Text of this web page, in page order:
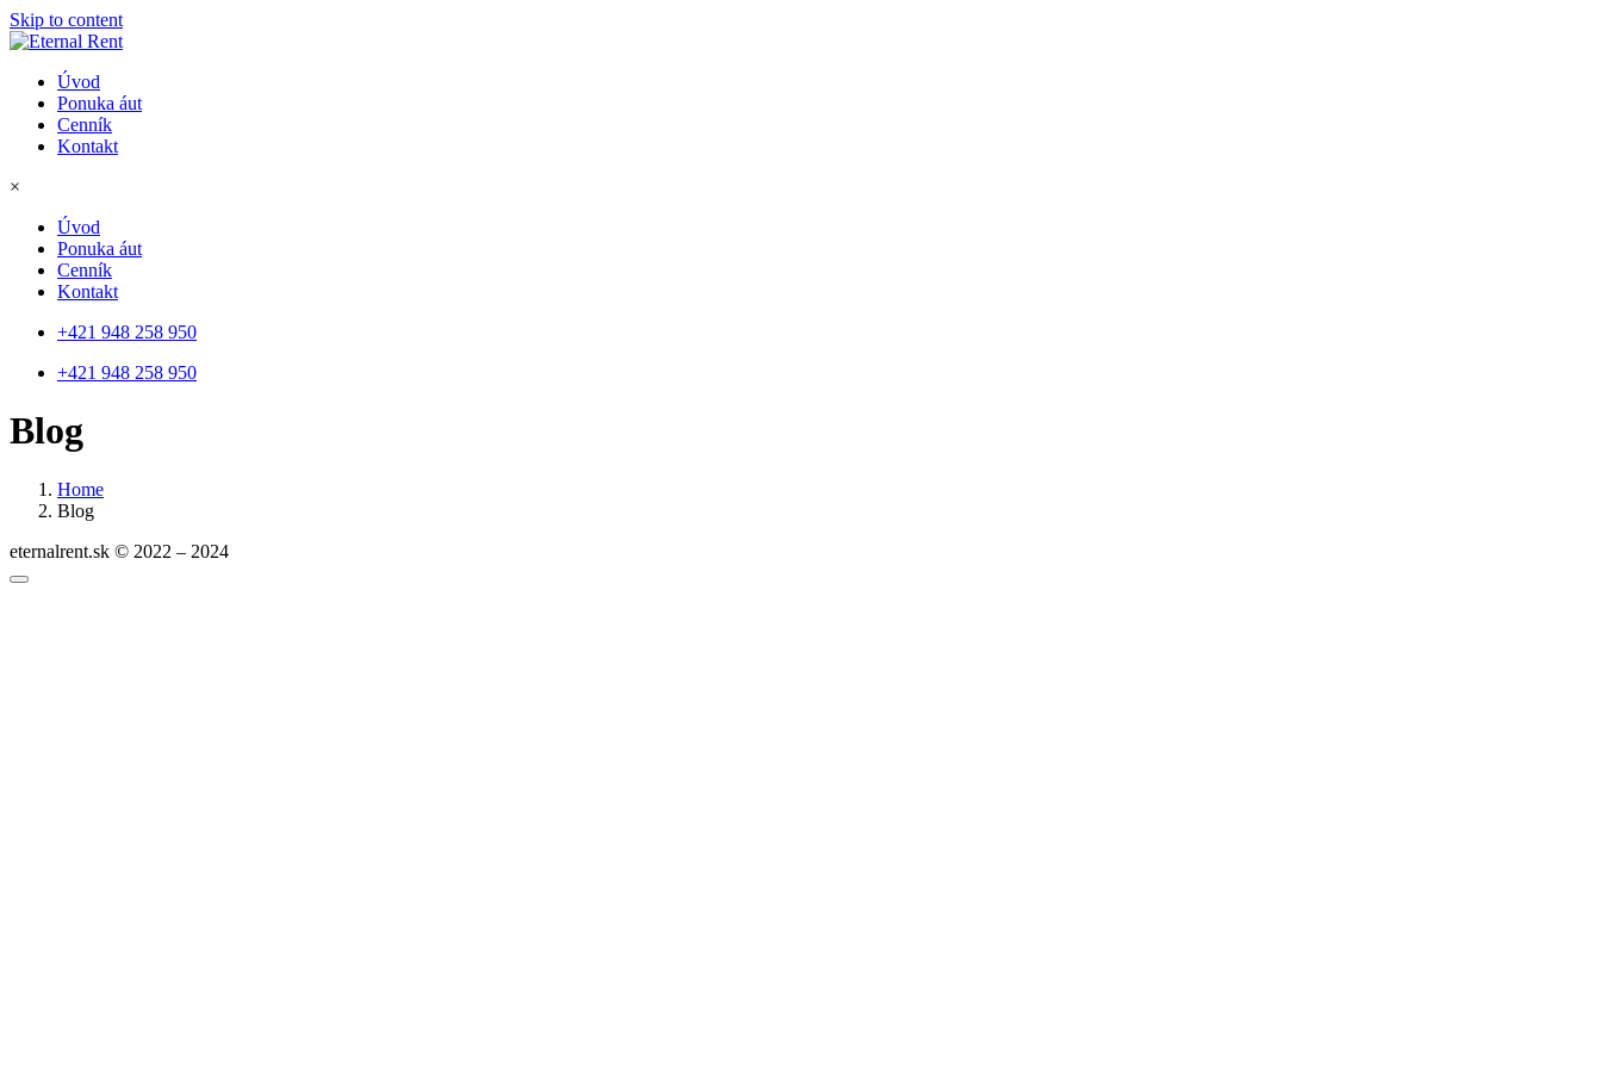
Skip to content
Úvod
Ponuka áut
Cenník
Kontakt
×
Úvod
Ponuka áut
Cenník
Kontakt
+421 948 258 950
+421 948 258 950
Blog
Home
Blog
eternalrent.sk © 2022 – 2024